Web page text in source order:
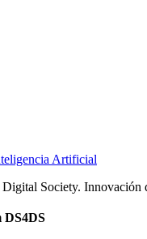
Artificial
Society.
DS4DS